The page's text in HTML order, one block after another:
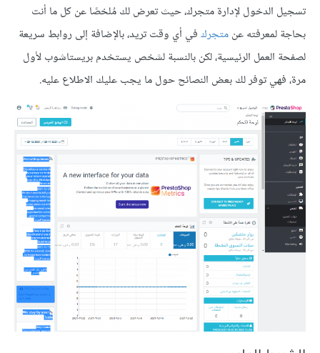
تسجيل الدخول لإدارة متجرك، حيث تعرض لك مُلخصًا عن كل ما أنت
بحاجة لمعرفته عنمتجركفي أي وقت تريد، بالإضافة إلى روابط سريعة
لصفحة العمل الرئيسية، لكن بالنسبة لشخص يستخدم بريستاشوب لأول
مرة، فهي توفر لك بعض النصائح حول ما يجب عليك الاطلاع عليه.